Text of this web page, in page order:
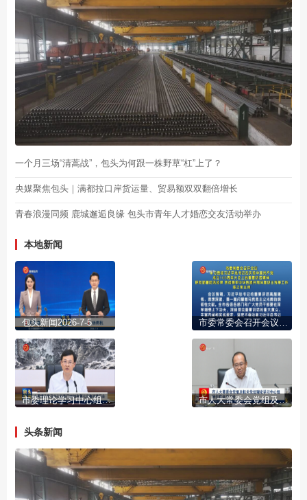
一个月三场“清蒿战”，包头为何跟一株野草“杠”上了？
央媒聚焦包头｜满都拉口岸货运量、贸易额双双翻倍增长
青春浪漫同频 鹿城邂逅良缘 包头市青年人才婚恋交友活动举办
本地新闻
包头新闻2026-7-5
市委理论学习中心组举行2026年第七次集体学习会 市人大常委会党组及机关党组理论学习中心组举行集体学习会
头条新闻